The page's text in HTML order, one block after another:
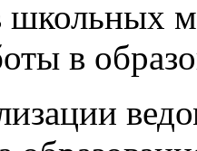
школьных
в